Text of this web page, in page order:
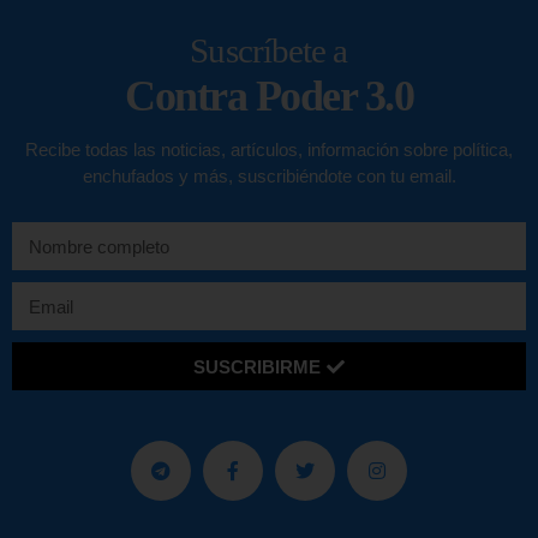
Suscríbete a
Contra Poder 3.0
Recibe todas las noticias, artículos, información sobre política,
enchufados y más, suscribiéndote con tu email.
SUSCRIBIRME